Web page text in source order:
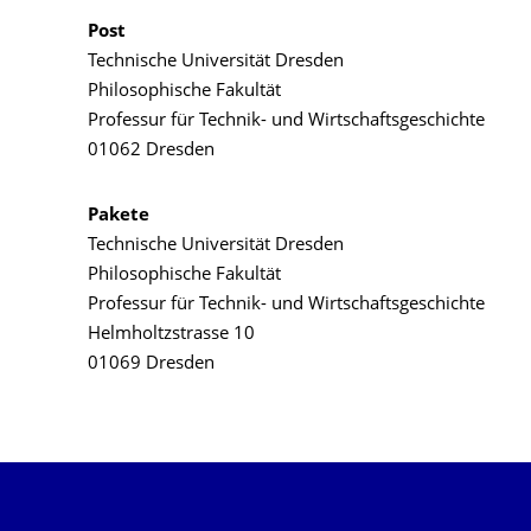
Post
Technische Universität Dresden
Philosophische Fakultät
Professur für Technik- und Wirtschaftsgeschichte
01062 Dresden
Pakete
Technische Universität Dresden
Philosophische Fakultät
Professur für Technik- und Wirtschaftsgeschichte
Helmholtzstrasse 10
01069 Dresden